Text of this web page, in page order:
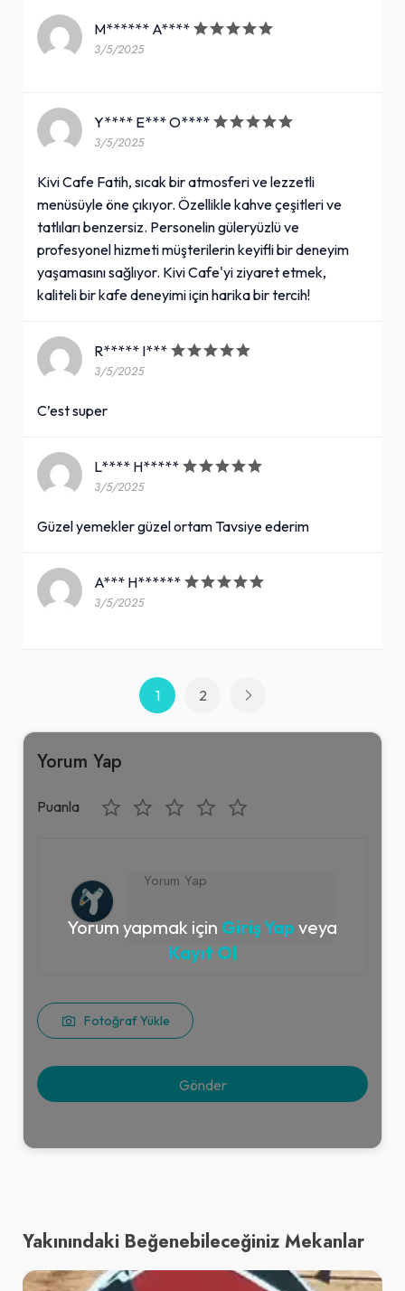
M****** A****
3/5/2025
Y**** E*** O****
3/5/2025
Kivi Cafe Fatih, sıcak bir atmosferi ve lezzetli
menüsüyle öne çıkıyor. Özellikle kahve çeşitleri ve
tatlıları benzersiz. Personelin güleryüzlü ve
profesyonel hizmeti müşterilerin keyifli bir deneyim
yaşamasını sağlıyor. Kivi Cafe'yi ziyaret etmek,
kaliteli bir kafe deneyimi için harika bir tercih!
R***** I***
3/5/2025
C’est super
L**** H*****
3/5/2025
Güzel yemekler güzel ortam Tavsiye ederim
A*** H******
3/5/2025
1 2
Yorum Yap
Puanla
Fotoğraf Yükle
Yorum yapmak için Giriş Yap veya
Kayıt Ol
Yakınındaki Beğenebileceğiniz Mekanlar